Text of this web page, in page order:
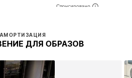
АМОРТИЗАЦИЯ
ДЛЯ ОБРАЗОВ